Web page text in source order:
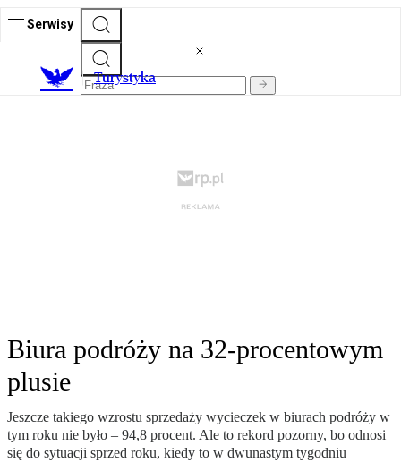
Serwisy
Turystyka
Biura podróży na 32-procentowym
plusie
Jeszcze takiego wzrostu sprzedaży wycieczek w biurach podróży w
tym roku nie było – 94,8 procent. Ale to rekord pozorny, bo odnosi
się do sytuacji sprzed roku, kiedy to w dwunastym tygodniu